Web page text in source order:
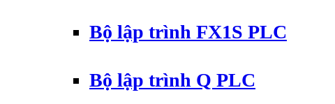
Bộ lập trình FX1S PLC
Bộ lập trình Q PLC